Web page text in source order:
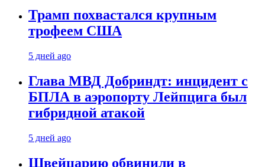
Трамп похвастался крупным
трофеем США
5 дней ago
Глава МВД Добриндт: инцидент с
БПЛА в аэропорту Лейпцига был
гибридной атакой
5 дней ago
Швейцарию обвинили в